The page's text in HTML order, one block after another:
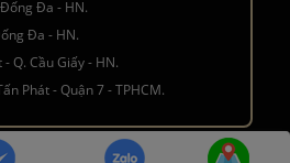
Đa - HN.
Đa - HN.
Q. Cầu Giấy - HN.
Phát - Quận 7 - TPHCM.